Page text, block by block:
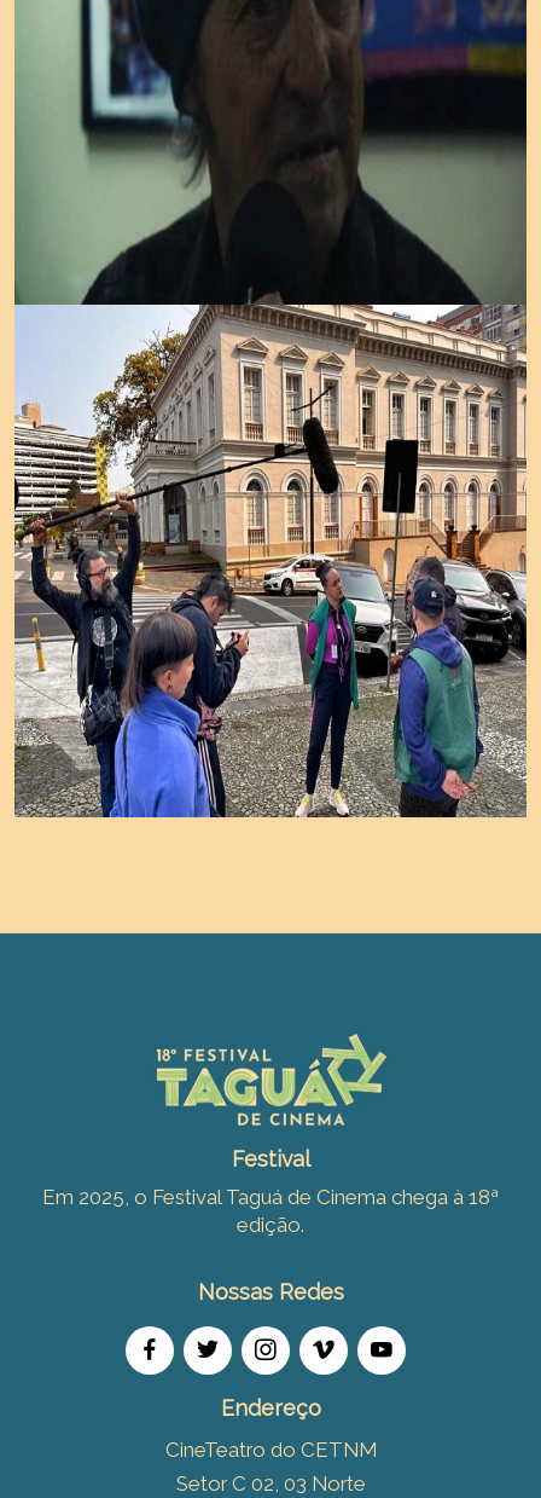
Festival
Em 2025, o Festival Taguá de Cinema chega à 18ª
edição.
Nossas Redes
Endereço
CineTeatro do CETNM
Setor C 02, 03 Norte